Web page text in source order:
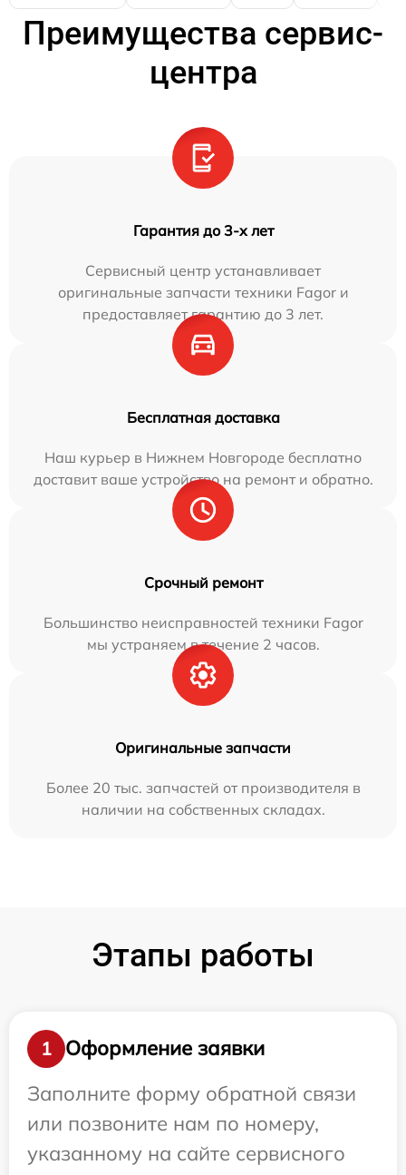
Преимущества сервис-
центра
Гарантия до 3-х лет
Сервисный центр устанавливает
оригинальные запчасти техники Fagor и
предоставляет гарантию до 3 лет.
Бесплатная доставка
Наш курьер в Нижнем Новгороде бесплатно
доставит ваше устройство на ремонт и обратно.
Срочный ремонт
Большинство неисправностей техники Fagor
мы устраняем в течение 2 часов.
Оригинальные запчасти
Более 20 тыс. запчастей от производителя в
наличии на собственных складах.
Этапы работы
1
Оформление заявки
Заполните форму обратной связи
или позвоните нам по номеру,
указанному на сайте сервисного